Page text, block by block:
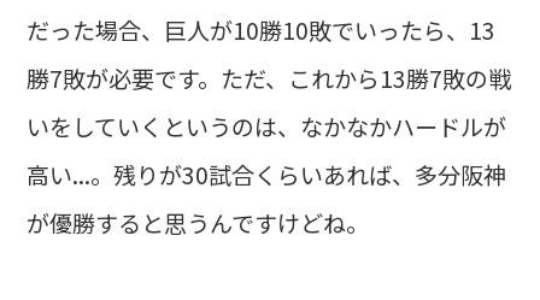
だった場合、巨人が10勝10敗でいったら、13
勝7敗が必要です。ただ、これから13勝7敗の戦
いをしていくというのは、なかなかハードルが
高い...。残りが30試合くらいあれば、多分阪神
が優勝すると思うんですけどね。